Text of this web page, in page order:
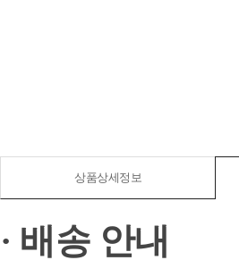
상품상세정보
· 배송 안내